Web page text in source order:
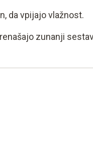
da vpijajo vlažnost.
zunanji